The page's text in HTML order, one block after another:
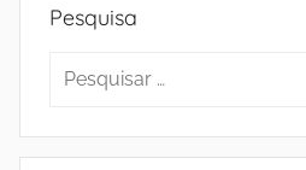
Pesquisa
Pesquisar